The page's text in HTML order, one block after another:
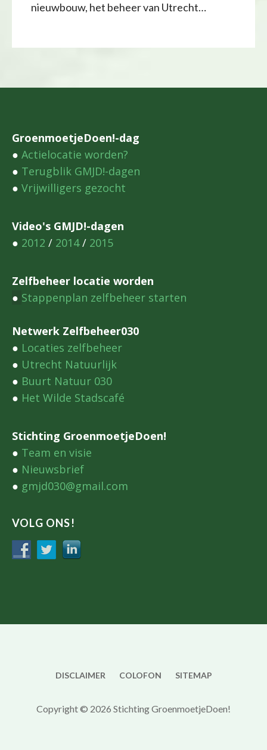
nieuwbouw, het beheer van Utrecht…
GroenmoetjeDoen!-dag
● Actielocatie worden?
● Terugblik GMJD!-dagen
● Vrijwilligers gezocht
Video's GMJD!-dagen
● 2012 / 2014/ 2015
Zelfbeheer locatie worden
● Stappenplan zelfbeheer starten
Netwerk Zelfbeheer030
● Locaties zelfbeheer
● Utrecht Natuurlijk
● Buurt Natuur 030
● Het Wilde Stadscafé
Stichting GroenmoetjeDoen!
● Team en visie
● Nieuwsbrief
● gmjd030@gmail.com
VOLG ONS!
DISCLAIMER COLOFON SITEMAP
Copyright © 2026 Stichting GroenmoetjeDoen!